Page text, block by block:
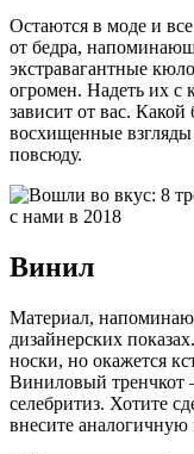
Остаются в моде и
от бедра,
экстравагантные
огромен. Надеть их с
зависит от вас.
восхищенные
повсюду.
Винил
Материал,
дизайнерских
носки, но окажется
Виниловый тренчкот
селебритиз. Хотите
внесите аналогичную